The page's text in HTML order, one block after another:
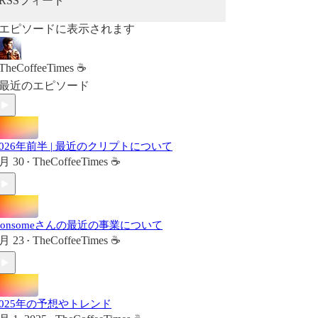
ピソードに表示されます
☕
近のエピソード
年前半 | 最近のクリプトについて
30 • TheCoffeeTimes ☕
さんの最近の事業について
23 • TheCoffeeTimes ☕
年の予想やトレンド